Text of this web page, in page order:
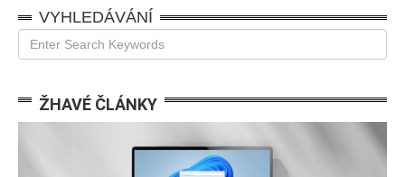
VYHLEDÁVÁNÍ
ŽHAVÉ ČLÁNKY